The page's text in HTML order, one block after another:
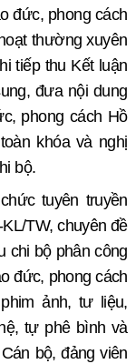
đức, phong cách
thường xuyên
tiếp thu Kết luận
đưa nội dung
phong cách Hồ
khóa và nghị
bộ.
tuyên truyền
TW, chuyên đề
chi bộ phân công
đức, phong cách
ảnh, tư liệu,
tự phê bình và
bộ, đảng viên